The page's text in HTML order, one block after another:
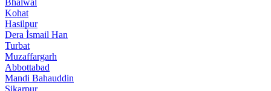
Bhalwal
Kohat
Hasilpur
Dera İsmail Han
Turbat
Muzaffargarh
Abbottabad
Mandi Bahauddin